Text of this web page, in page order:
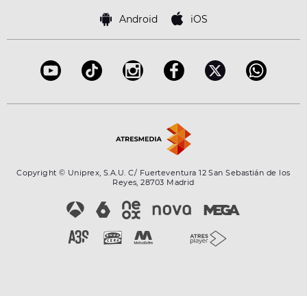
Android iOS
Copyright © Uniprex, S.A.U. C/ Fuerteventura 12 San Sebastián de los
Reyes, 28703 Madrid